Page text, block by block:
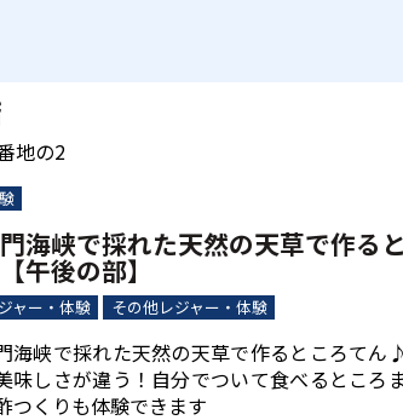
地の2
海峡で採れた天然の天草で作る
午後の部】
ャー・体験 その他レジャー・体験
海峡で採れた天然の天草で作るところて
味しさが違う！自分でついて食べるとこ
つくりも体験できます